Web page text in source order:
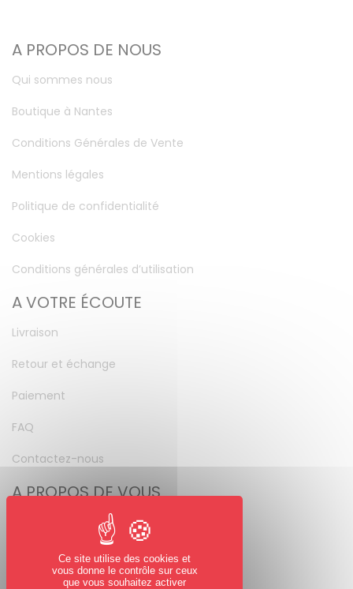
A PROPOS DE NOUS
Qui sommes nous
Boutique à Nantes
Conditions Générales de Vente
Mentions légales
Politique de confidentialité
Cookies
Conditions générales d’utilisation
A VOTRE ÉCOUTE
Livraison
Retour et échange
Paiement
FAQ
Contactez-nous
A PROPOS DE VOUS
Mot de passe perdu
Ce site utilise des cookies et
vous donne le contrôle sur ceux
que vous souhaitez activer